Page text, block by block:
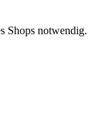
Shops notwendig.